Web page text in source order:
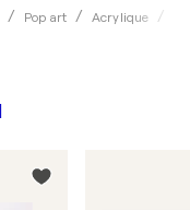
Pop art Acrylique